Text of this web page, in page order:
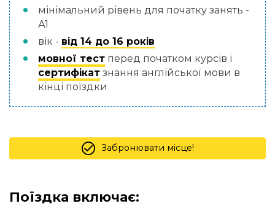
мінімальний рівень для початку занять -
А1
вік - від 14 до 16 років
мовної тест перед початком курсів і
сертифікат знання англійської мови в
кінці поїздки
Забронювати місце!
Поїздка включає: